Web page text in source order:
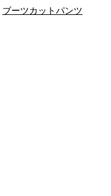
ブーツカットパンツ